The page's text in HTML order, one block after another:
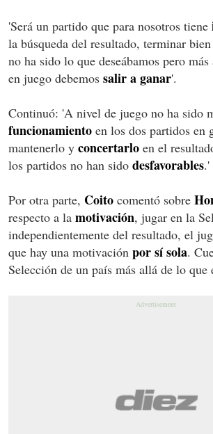
'Será un partido que para nosotros tiene
la búsqueda del resultado, terminar
no ha sido lo que deseábamos pero
en juego debemos salira ganar'.
Continuó: 'A nivel de juego no ha sido
funcionamiento en los dos partidos en
mantenerlo y concertarlo en el
los partidos no han sido desfavorables.'
Por otra parte, Coito comentó sobre
respecto a la motivación, jugar en la
independientemente del resultado, el
que hay una motivación por sí sola.
Selección de un país más allá de lo que